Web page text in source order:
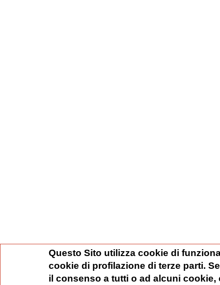
Questo Sito utilizza cookie di
cookie di profilazione di terze parti.
il consenso a tutti o ad alcuni